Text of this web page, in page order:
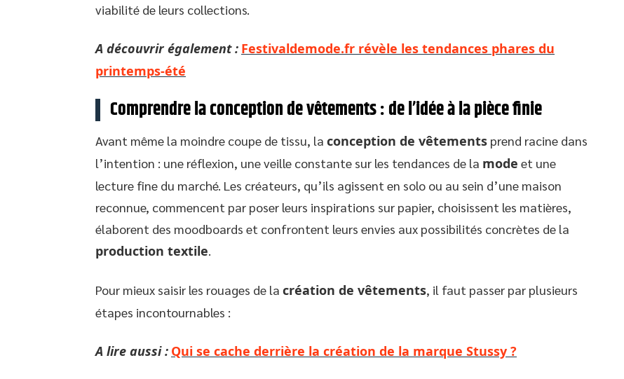
viabilité de leurs collections.
A découvrir également : Festivaldemode.fr révèle les tendances phares du
printemps-été
Comprendre la conception de vêtements : de l’idée à la pièce finie
Avant même la moindre coupe de tissu, la conception de vêtements prend racine dans
l’intention : une réflexion, une veille constante sur les tendances de la mode et une
lecture fine du marché. Les créateurs, qu’ils agissent en solo ou au sein d’une maison
reconnue, commencent par poser leurs inspirations sur papier, choisissent les matières,
élaborent des moodboards et confrontent leurs envies aux possibilités concrètes de la
production textile
Pour mieux saisir les rouages de la création de vêtements, il faut passer par plusieurs
étapes incontournables :
A lire aussi : Qui se cache derrière la création de la marque Stussy ?